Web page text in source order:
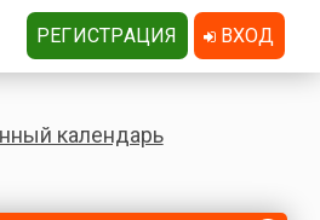
календарь
РЕГИСТРАЦИЯ ВХОД